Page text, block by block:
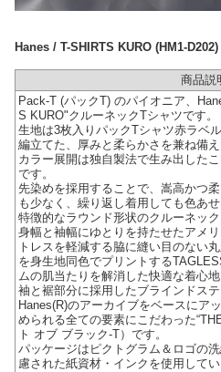
Hanes / T-SHIRTS KURO (HM1-D202)
商品説
Pack-T (パックT) のパイオニア、
S KURO"クルーネックTシャツです。
生地は3枚入りパックTシャツ赤ラベ
編立てた、厚みと柔らかさを兼ね備え
カラー展開は独自製法で生み出した
です。
先染めを採用することで、嵩高かつ
も少なく、繰り返し着用しても色あせ
特徴的なラウンド形状のクルーネック
身幅と袖幅にゆとりを持たせたアメ
トレスを軽減する脇に縫い目のない
を身生地同色でプリントする
ムの肌当たりを解消した快適な着心地
袖と裾部分に採用したブラインドス
Hanes(R)のアーカイブをベースにア
められる全ての要素にこだわった
ト オブ ブラック-T）です。
パッケージはピクトグラム＆ロゴの
慮された紙資材・インクを使用してい